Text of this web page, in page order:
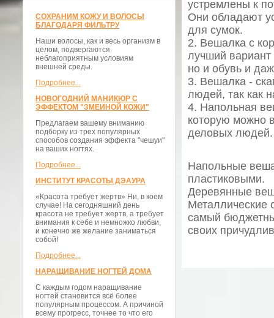
СОХРАНИМ КОЖУ И ВОЛОСЫ
БЛАГОДАРЯ ФИЛЬТРУ
Наши волосы, как и весь организм в
целом, подвергаются
неблагоприятным условиям
внешней среды.
Подробнее...
НОВОГОДНИЙ МАНИКЮР С
ЭФФЕКТОМ "ЗМЕИНОЙ КОЖИ"
Предлагаем вашему вниманию
подборку из трех популярных
способов создания эффекта "чешуи"
на ваших ногтях.
Подробнее...
ИНСТИТУТ КРАСОТЫ ДЭАУРА
«Красота требует жертв» Ни, в коем
случае! На сегодняшний день
красота не требует жертв, а требует
внимания к себе и немножко любви,
и конечно же желание заниматься
собой!
Подробнее...
НАРАЩИВАНИЕ НОГТЕЙ ДОМА
С каждым годом наращивание
ногтей становится всё более
популярным процессом. А причиной
всему прогресс, точнее то что его
устремлены к
Они обладают
для сумок.
2. Вешалка с
лучший вариант
но и обувь и
3. Вешалка -
людей, так как
4. Напольная
которую можно
деловых людей.
Напольные
пластиковыми.
Деревянные
Металлические
самый
своих